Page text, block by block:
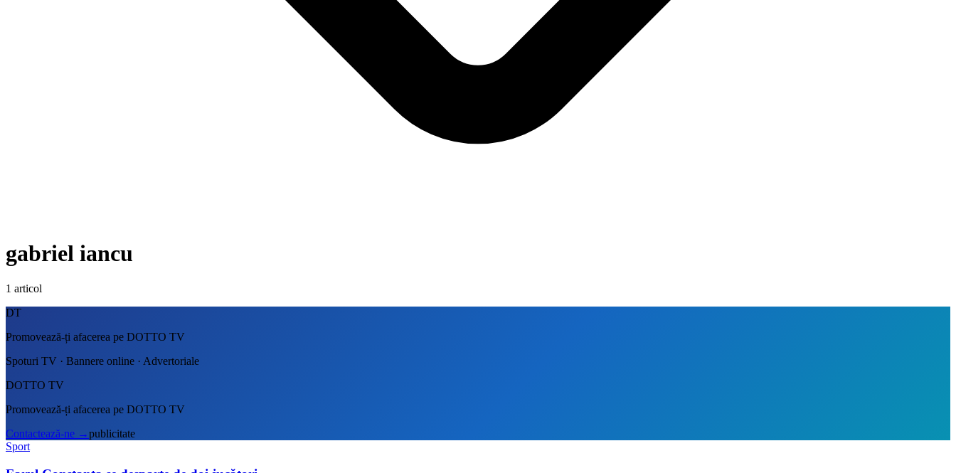
gabriel iancu
1 articol
DT
Promovează-ți afacerea pe DOTTO TV
Spoturi TV · Bannere online · Advertoriale
DOTTO TV
Promovează-ți afacerea pe DOTTO TV
Contactează-ne →publicitate
Sport